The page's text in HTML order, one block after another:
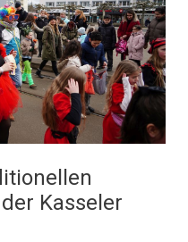
Kasseler